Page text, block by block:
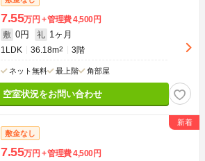
7.55万円 管理費4,500円
敷 0円 礼 1ヶ月
1LDK 36.18m2 3階
ネット無料 最上階 角部屋
空室状況をお問い合わせ
敷金なし
7.55万円 管理費4,500円